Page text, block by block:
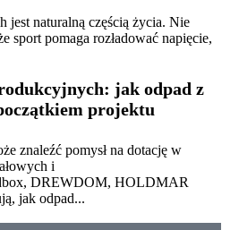
jest naturalną częścią życia. Nie
sport pomaga rozładować napięcie,
jak odpad z
projektu
znaleźć pomysł na dotację w
i
DREWDOM, HOLDMAR
jak odpad...